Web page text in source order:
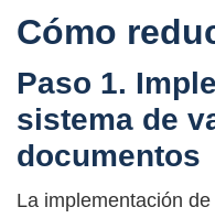
Cómo
Paso 1.
sistema de
documentos
La implementación